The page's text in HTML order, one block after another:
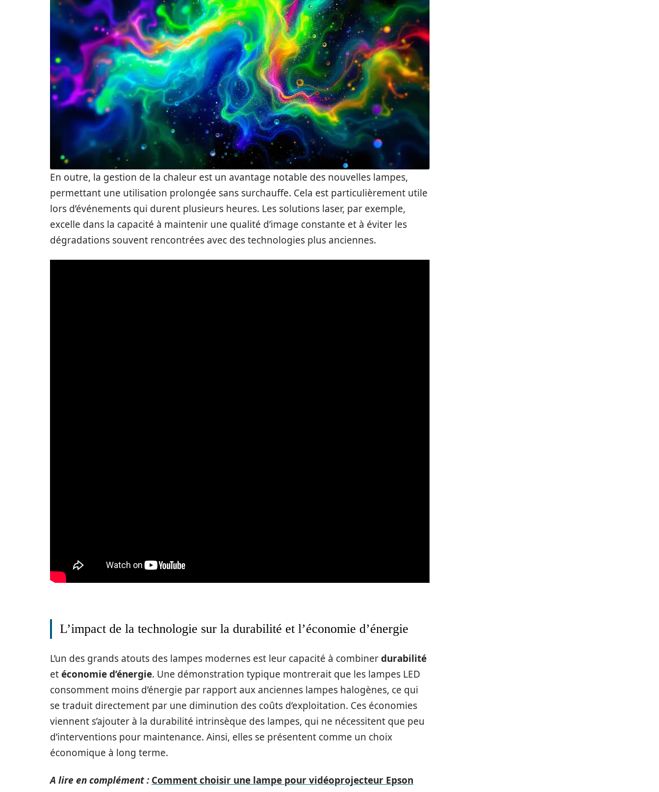
En outre, la gestion de la chaleur est un avantage notable des nouvelles lampes,
permettant une utilisation prolongée sans surchauffe. Cela est particulièrement utile
lors d’événements qui durent plusieurs heures. Les solutions laser, par exemple,
excelle dans la capacité à maintenir une qualité d’image constante et à éviter les
dégradations souvent rencontrées avec des technologies plus anciennes.
L’impact de la technologie sur la durabilité et l’économie d’énergie
L’un des grands atouts des lampes modernes est leur capacité à combinerdurabilité
etéconomie d’énergie. Une démonstration typique montrerait que les lampes LED
consomment moins d’énergie par rapport aux anciennes lampes halogènes, ce qui
se traduit directement par une diminution des coûts d’exploitation. Ces économies
viennent s’ajouter à la durabilité intrinsèque des lampes, qui ne nécessitent que peu
d’interventions pour maintenance. Ainsi, elles se présentent comme un choix
économique à long terme.
A lire en complément : Comment choisir une lampe pour vidéoprojecteur Epson